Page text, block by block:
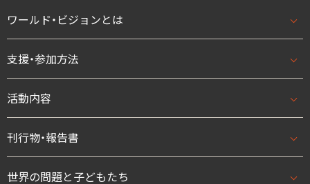
ワールド・ビジョンとは
ワールド・ビジョンとはトップ
基本理念・ビジョン/ミッション
団体概要・アクセス
支援・参加方法
支援・参加方法トップ
はじめての方へ
法人として
活動内容
活動内容トップ
開発援助活動
刊行物・報告書
刊行物・報告書トップ
世界の問題と子どもたち